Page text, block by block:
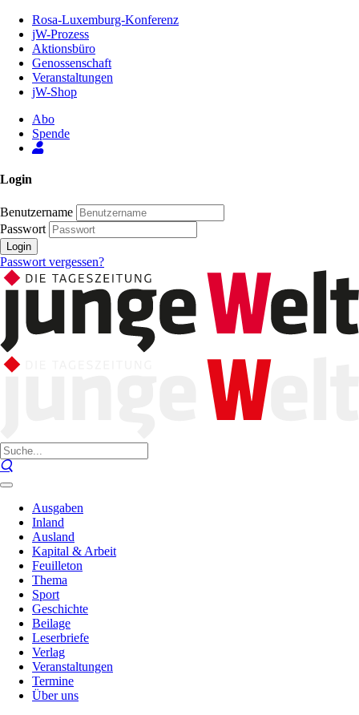
Inhalt
Seite
Rosa-Luxemburg-Konferenz
jW-Prozess
Aktionsbüro
Genossenschaft
Veranstaltungen
jW-Shop
Abo
Spende
Login
Benutzername
Passwort
Login
Passwort vergessen?
Ausgaben
Inland
Ausland
Kapital & Arbeit
Feuilleton
Thema
Sport
Geschichte
Beilage
Leserbriefe
Verlag
Veranstaltungen
Termine
Über uns